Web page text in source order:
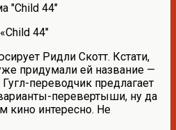
44″
Ридли Скотт. Кстати,
придумали ей название —
переводчик предлагает
перевертыши, ну да
кино интересно. Не